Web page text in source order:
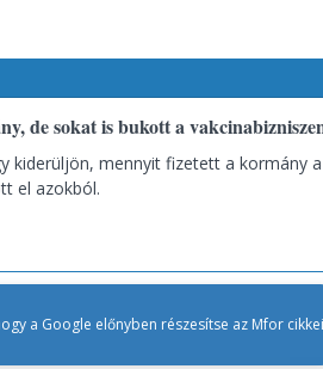
de sokat is bukott a
kiderüljön, mennyit fizetett a kormány a
el azokból.
a Google előnyben részesítse az Mfor